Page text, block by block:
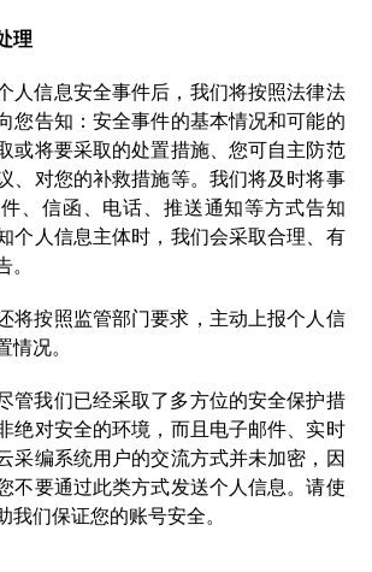
理
人信息安全事件后，我们将按照法律法
您告知：安全事件的基本情况和可能的
或将要采取的处置措施、您可自主防范
、对您的补救措施等。我们将及时将事
、信函、电话、推送通知等方式告知
个人信息主体时，我们会采取合理、有
将按照监管部门要求，主动上报个人信
况。
管我们已经采取了多方位的安全保护措
绝对安全的环境，而且电子邮件、实时
采编系统用户的交流方式并未加密，因
不要通过此类方式发送个人信息。请使
我们保证您的账号安全。